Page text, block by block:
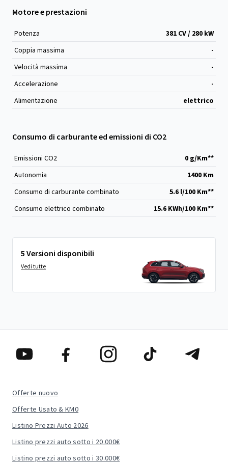
Motore e prestazioni
Potenza
381 CV / 280 kW
Coppia massima
-
Velocità massima
-
Accelerazione
-
Alimentazione
elettrico
Consumo di carburante ed emissioni di CO2
Emissioni CO2
0 g/Km**
Autonomia
1400 Km
Consumo di carburante combinato
5.6 l/100 Km**
Consumo elettrico combinato
15.6 KWh/100 Km**
5 Versioni disponibili
Vedi tutte
Offerte nuovo
Offerte Usato & KM0
Listino Prezzi Auto 2026
Listino prezzi auto sotto i 20.000€
Listino prezzi auto sotto i 30.000€